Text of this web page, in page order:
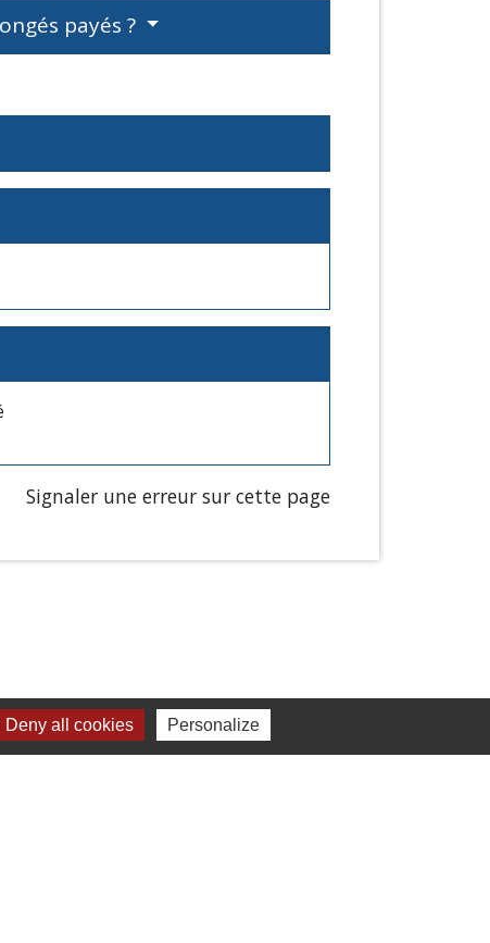
payés ?
Signaler une erreur sur cette page
Deny all cookies Personalize